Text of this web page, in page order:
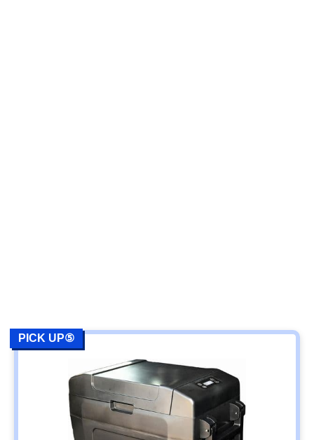
PICK UP⑤